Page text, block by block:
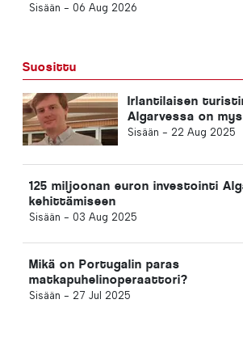
Sisään - 06 Aug 2026
Suosittu
Irlantilaisen
Algarvessa on
Sisään - 22 Aug 2025
125 miljoonan euron investointi
kehittämiseen
Sisään - 03 Aug 2025
Mikä on Portugalin paras
matkapuhelinoperaattori?
Sisään - 27 Jul 2025